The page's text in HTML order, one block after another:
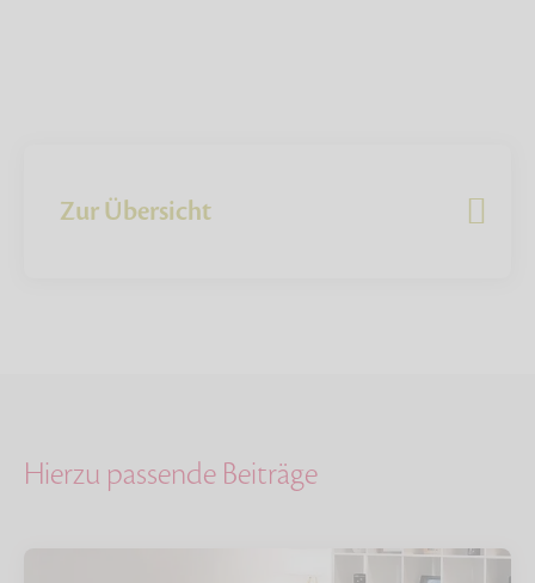
Zur Übersicht
Hierzu passende Beiträge